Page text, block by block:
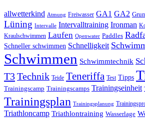
allwetterkind Atmung Freiwasser GA1 GA2
Lüning Intervalle Intervalltraining Ironman
Kraulschwimmen Laufen Openwater Paddles
Schneller schwimmen Schnelligkeit
Schwimmen Schwimmtechnik
T3Technik Teide Teneriffa Test Tipps
Trainingscamp Trainingscamps Trainingseinheit
Trainingsplan Trainingsplanung
Triathloncamp Triathlontraining Wasserlage